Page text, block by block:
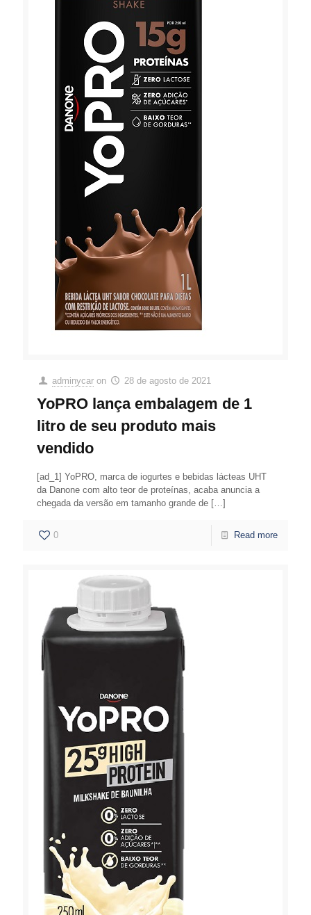
adminycar on 28 de agosto de 2021
YoPRO lança embalagem de 1
litro de seu produto mais
vendido
[ad_1] YoPRO, marca de iogurtes e bebidas lácteas UHT
da Danone com alto teor de proteínas, acaba anuncia a
chegada da versão em tamanho grande de […]
0 Read more